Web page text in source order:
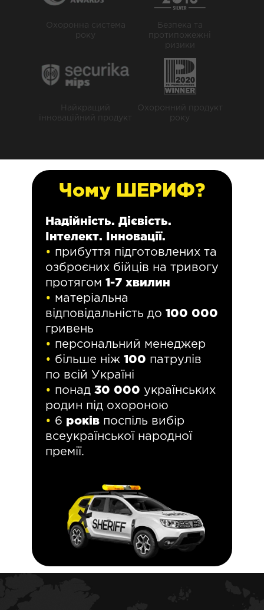
Охоронна система
року
Безпека та
протипожежні
ризики
Найкращий
інноваційний продукт
Охоронний продукт
року
Надійність. Дієвість.
Інтелект. Інновації.
• прибуття підготовлених та
озброєних бійців на тривогу
протягом 1-7 хвилин
• матеріальна
відповідальність до 100 000
гривень
• персональний менеджер
• більше ніж 100 патрулів
по всій Україні
• понад 30 000 українських
родин під охороною
• 6 років поспіль вибір
всеукраїнської народної
премії.
Чому ШЕРИФ?